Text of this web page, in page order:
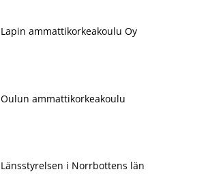
Lapin ammattikorkeakoulu Oy
Oulun ammattikorkeakoulu
Länsstyrelsen i Norrbottens län